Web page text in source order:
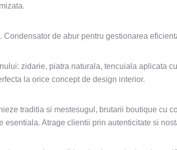
de abur pentru gestionarea
zidarie, piatra naturala, tencuiala aplicata
la orice concept de design interior.
traditia si mestesugul, brutarii boutique cu
Atrage clientii prin autenticitate si